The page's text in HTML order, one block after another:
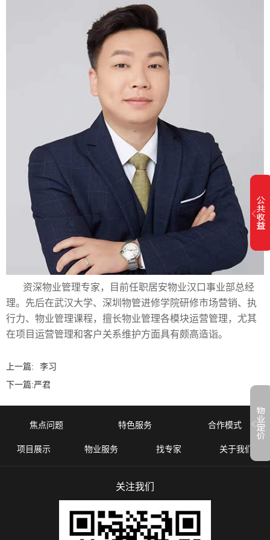
资深物业管理专家，目前任职居安物业汉口事业部总经
理。先后在武汉大学、深圳物管进修学院研修市场营销、执
行力、物业管理课程，擅长物业管理各模块运营管理，尤其
在项目运营管理和客户关系维护方面具有颇高造诣。
上一篇:
李习
下一篇:严君
焦点问题 特色服务 合作模式
项目展示 物业服务 找专家 关于我们
关注我们